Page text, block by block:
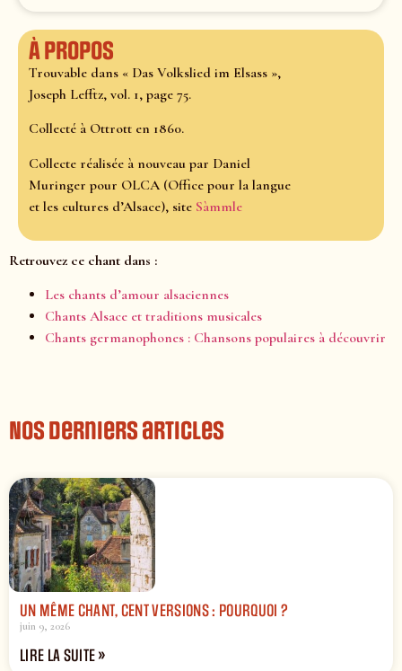
À propos
Trouvable dans « Das Volkslied im Elsass »,
Joseph Lefftz, vol. 1, page 75.
Collecté à Ottrott en 1860.
Collecte réalisée à nouveau par Daniel
Muringer pour OLCA (Office pour la langue
et les cultures d’Alsace), site Sàmmle
Retrouvez ce chant dans :
Les chants d’amour alsaciennes
Chants Alsace et traditions musicales
Chants germanophones : Chansons populaires à découvrir
Nos derniers articles
UN MÊME CHANT, CENT VERSIONS : POURQUOI ?
juin 9, 2026
LIRE LA SUITE »